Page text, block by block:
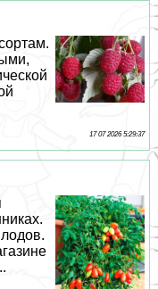
17 07 2026 5:29:37